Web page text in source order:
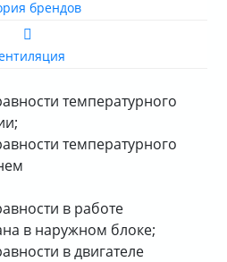
брендов
температурного
температурного
в работе
в наружном блоке;
в двигателе